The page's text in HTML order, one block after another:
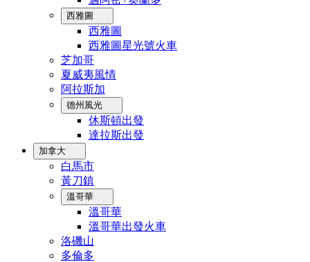
西雅圖
西雅圖
西雅圖星光號火車
芝加哥
夏威夷風情
阿拉斯加
德州風光
休斯頓出發
達拉斯出發
加拿大
白馬市
黃刀鎮
溫哥華
溫哥華
溫哥華出發火車
洛磯山
多倫多